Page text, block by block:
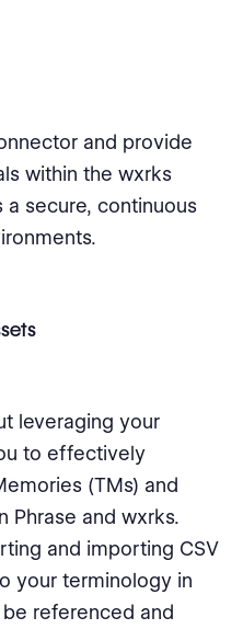
and provide
within the wxrks
secure, continuous
leveraging your
to effectively
(TMs) and
Phrase and wxrks.
and importing CSV
your terminology in
referenced and